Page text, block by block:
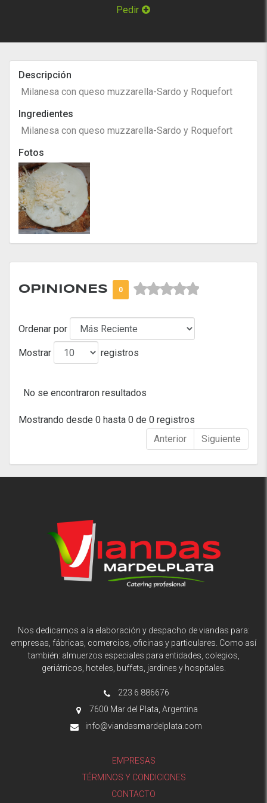
Pedir
Descripción
Milanesa con queso muzzarella-Sardo y Roquefort
Ingredientes
Milanesa con queso muzzarella-Sardo y Roquefort
Fotos
OPINIONES 0 


Ordenar por
Mostrar registros
No se encontraron resultados
Mostrando desde 0 hasta 0 de 0 registros
Anterior
Siguiente
Nos dedicamos a la elaboración y despacho de viandas para:
empresas, fábricas, comercios, oficinas y particulares. Como así
también: almuerzos especiales para entidades, colegios,
geriátricos, hoteles, buffets, jardines y hospitales.
223 6 886676
7600 Mar del Plata, Argentina
info@viandasmardelplata.com
EMPRESAS
TÉRMINOS Y CONDICIONES
CONTACTO